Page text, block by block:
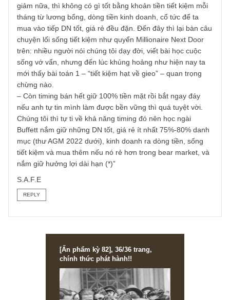
tránh nó. Hầu hết mọi người ghét thị trường gấu vì họ
không còn tiền để gia tăng sở hữu, hoặc đòn bẩy
(leveraged) đến mức tán gia bại sản. Như vậy: (1) Bài học
đầu tiên là đừng bao giờ đòn bẩy nghiện ngập
dopamine/serotonin – tấm gương Jesse Livermore, Rick
Guerin ở đó nhiều rồi. Nhiều người thấy chúng tôi share
cuộc đời bi kịch của Livermore, xong phì cười chê lão nầy
“gà” này nọ, mà họ không biết rằng Livermore từng short
TTCK Mỹ năm 1929 kiếm 100 triệu USD trong một ngày –
tức lời ~1 tỷ USD ngày nay đấy, không hề là nhà đầu cơ
hạng “gà” đâu (2) Theo đó, khi TTCK quá điên rồ, chúng
nên dành ra dư địa tiền mặt trong danh mục để tận dụng
hội gia tăng ở những DN tuyệt vời, giá rẻ mà chúng ta
rõ (3) Còn nếu chúng ta đã mua 100% cổ phiếu mà nó
giảm nữa, thì không có gì tốt bằng khoản tiền tiết kiệm
tháng từ lương bổng, dòng tiền kinh doanh, cổ tức để ta
chuyện lối sống tiết kiệm như quyển Millionaire Next Door
trên: nhiều người nói chúng tôi dạy đời, viết bài học cuộc
sống vớ vẩn, nhưng đến lúc khủng hoảng như hiện nay ta
mới thấy bài toán 1 – “tiết kiệm hạt về gieo” – quan trọng
chừng nào.
– Còn timing bán hết giữ 100% tiền mặt rồi bắt ngay đáy
nếu anh tự tin mình làm được bền vững thì quá tuyệt vời.